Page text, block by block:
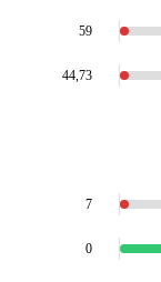
59
44,73
7
0